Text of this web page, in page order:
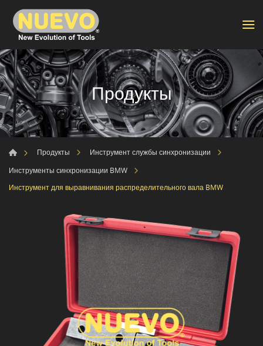
Продукты
Продукты
Инструмент службы синхронизации
Инструменты синхронизации BMW
Инструмент для выравнивания распределительного вала BMW